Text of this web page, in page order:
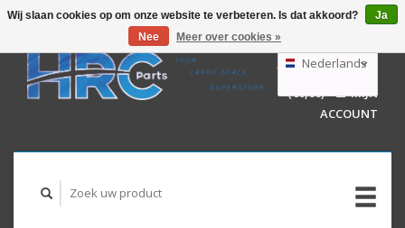
GBP
AUD
Nederlands
Deutsch
English
WINKELWAGEN
(€0,00)
MIJN
ACCOUNT
Wij slaan cookies op om onze website te verbeteren. Is dat akkoord?
Ja
Nee
Meer over cookies »